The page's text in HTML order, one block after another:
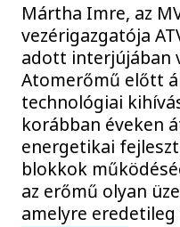
Mártha Imre, az
vezérigazgatója
adott interjújában
Atomerőmű előtt
technológiai
korábban éveken
energetikai
blokkok
az erőmű olyan
amelyre